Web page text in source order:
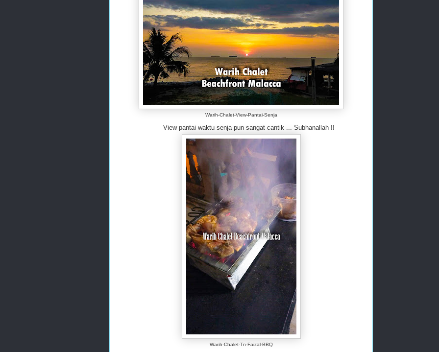
Warih-Chalet-View-Pantai-Senja
View pantai waktu senja pun sangat cantik ... Subhanallah !!
Warih-Chalet-Tn-Faizal-BBQ